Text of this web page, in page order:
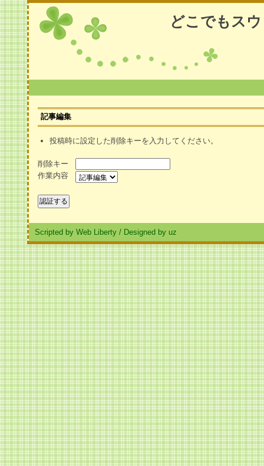
どこでもス
記事編集
投稿時に設定した削除キーを入力してください。
削除キー
作業内容
Scripted by Web Liberty / Designed by uz